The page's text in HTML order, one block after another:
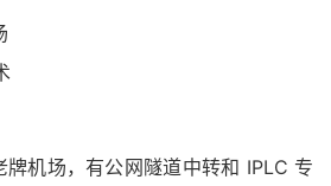
机场，有公网隧道中转和 IPLC 专